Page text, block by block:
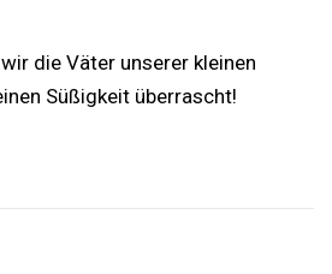
die Väter unserer kleinen
Süßigkeit überrascht!